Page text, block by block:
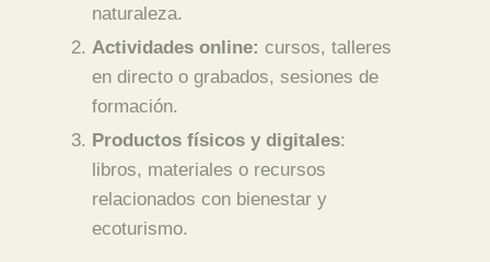
naturaleza.
Actividades online: cursos, talleres
en directo o grabados, sesiones de
formación.
Productos físicos y digitales:
libros, materiales o recursos
relacionados con bienestar y
ecoturismo.